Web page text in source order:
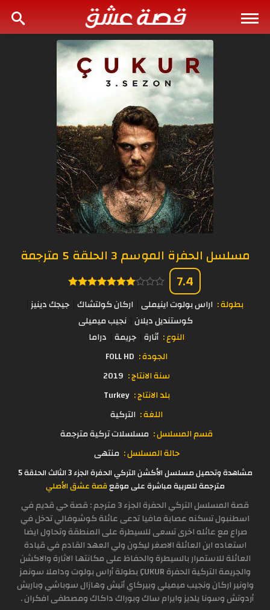
مسلسل الحفرة الموسم 3 الحلقة 5 مترجمة
7.4
بطولة : اراس بولوت اينيملى اركان كولتشاك جيجك دينيز
كوستنديل ديلان نجيب ميميلى
النوع : أثارة جريمة دراما
الجودة : FOLL HD
سنة الانتاج : 2019
بلد الانتاج : Turkey
اللغة : التركية
قسم المسلسل : مسلسلات تركية مترجمة
حالة المسلسل : منتهى
مشاهدة وتحميل مسلسل الأكشن التركي الحفرة الجزء 3 الثالث الحلقة 5
مترجمة للعربية مباشرة على موقعقصة عشق الأصلي
قصة المسلسل التركي الحفرة الجزء 3 مترجم : قصة حي قديم في
اسطنبول تسكنه عصابة مافيا تدعى عائلة كوشوفالي تدخل في
صراع مع عائله اخرى تسعى للسيطرة على المنطقة وتحاول ايضا
استعاده ابن العائلة الاصغر ليكون ولي العهد القادم في قيادة
العائلة للاستمرار بالسيطرة والحفاظ على مكانتها الاثارة والاكشن
والجريمة التركية الحفرة ÇUKUR بطولة أراس بولوت وداملا سونمز
واونير اركان ونجيب ميميلي وبيركاي أتيش وهازال سوباشي وباريش
أردوتش وسونا يلديز وايرام ساك وبوراك داكاك ومصطفى افكران .